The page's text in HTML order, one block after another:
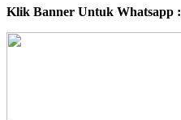
Klik Banner Untuk Whatsapp :